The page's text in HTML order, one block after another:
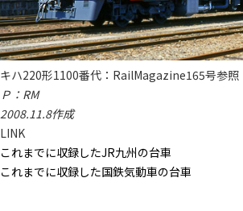
キハ220形1100番代：RailMagazine165号参照
Ｐ：RM
2008.11.8作成
LINK
これまでに収録したJR九州の台車
これまでに収録した国鉄気動車の台車